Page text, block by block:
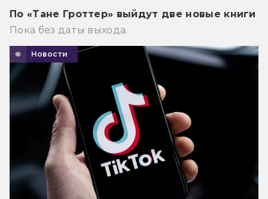
По «Тане Гроттер» выйдут две новые книги
Пока без даты выхода.
Новости